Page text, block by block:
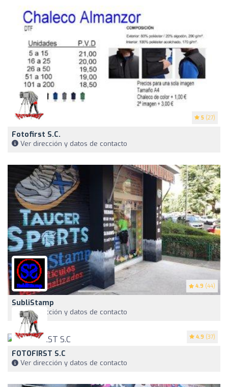
5 (27)
Fotofirst S.C.
Ver dirección y datos de contacto
4.9 (44)
SubliStamp
Ver dirección y datos de contacto
4.9 (37)
FOTOFIRST S.C
Ver dirección y datos de contacto